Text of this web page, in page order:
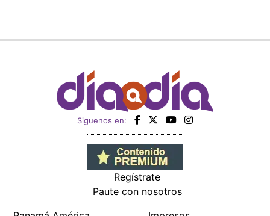
Siguenos en:
Regístrate
Paute con nosotros